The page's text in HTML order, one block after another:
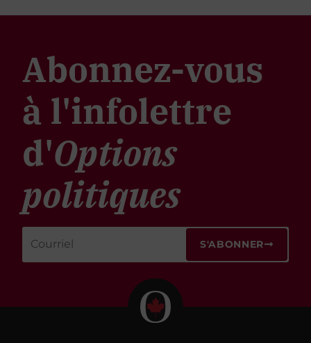
Abonnez-vous
à l'infolettre
d'Options
politiques
S'ABONNER